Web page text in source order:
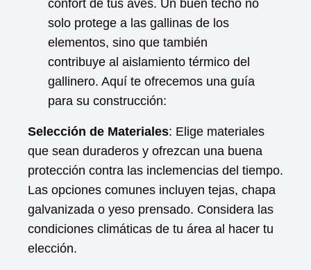
confort de tus aves. Un buen techo no
solo protege a las gallinas de los
elementos, sino que también
contribuye al aislamiento térmico del
gallinero. Aquí te ofrecemos una guía
para su construcción:
Selección de Materiales: Elige materiales
que sean duraderos y ofrezcan una buena
protección contra las inclemencias del tiempo.
Las opciones comunes incluyen tejas, chapa
galvanizada o yeso prensado. Considera las
condiciones climáticas de tu área al hacer tu
elección.